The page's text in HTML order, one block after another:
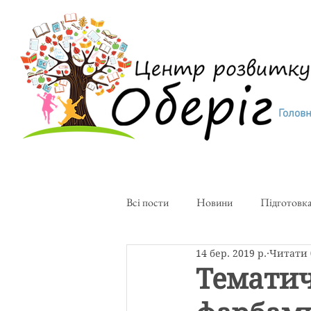
Всі пости Новини
Творча майстерня Художня
14 бер. 2019 р. Читати